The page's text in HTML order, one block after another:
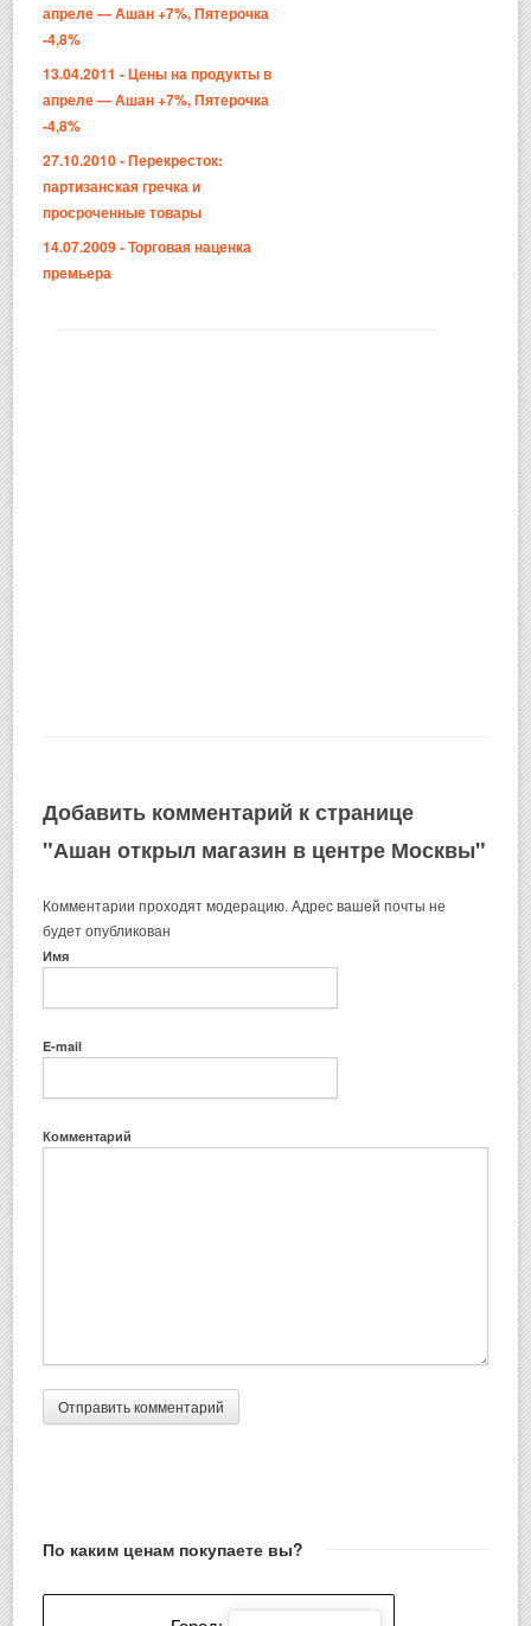
апреле — Ашан +7%, Пятерочка
-4,8%
13.04.2011 - Цены на продукты в
апреле — Ашан +7%, Пятерочка
-4,8%
27.10.2010 - Перекресток:
партизанская гречка и
просроченные товары
14.07.2009 - Торговая наценка
премьера
Добавить комментарий к странице
"Ашан открыл магазин в центре Москвы"
Комментарии проходят модерацию. Адрес вашей почты не
будет опубликован
Имя
E-mail
Комментарий
По каким ценам покупаете вы?